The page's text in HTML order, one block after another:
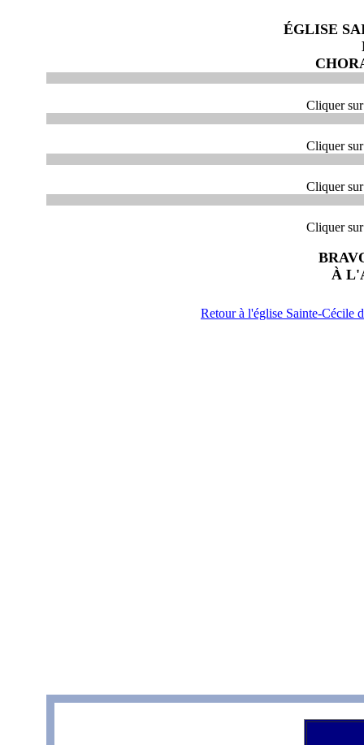
ÉGLISE
Cliquer
Cliquer
Cliquer
Cliquer
À
Retour à l'église Sainte-Cécile